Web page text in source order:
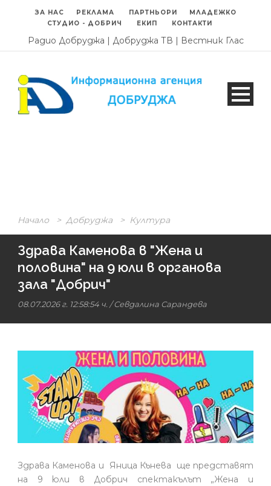
ЗА НАС РЕКЛАМА ПАРТНЬОРИ
МЛАДЕЖКО
СТУДИО - ДОБРИЧ
ЕКИП КОНТАКТИ
Радио Добруджа | Добруджа ТВ | Вестник Глас
Начало > Добруджа > Култура
Здрава Каменова в "Жена и
половина" на 9 юли в органова
зала "Добрич"
08.07.2026 г. 12:58:54 ч. /Севдалина Сарандева
Здрава Каменова и Яница Кънева ще представят
на 9 юли в Добрич спектакълът „Жена и